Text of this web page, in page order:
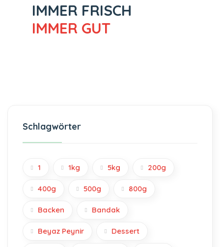
IMMER FRISCH
IMMER GUT
Schlagwörter
1 1kg 5kg 200g
400g 500g 800g
Backen Bandak
Beyaz Peynir Dessert